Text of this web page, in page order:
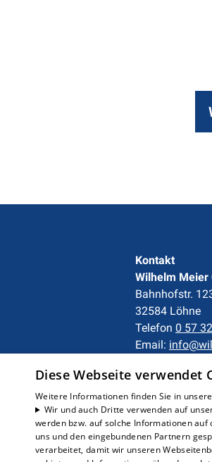
Kontakt
Wilhelm Meier
Bahnhofstr.
32584 Löhne
Telefon 0 57
Email:
Unternehmen
AGB
·
Impressum
Diese Webseite verwendet
Weitere Informationen finden Sie in
Wir und auch Dritte verwenden auf
werden bzw. auf solche Informationen
uns und den eingebundenen Partnern
verarbeitet, damit wir unseren